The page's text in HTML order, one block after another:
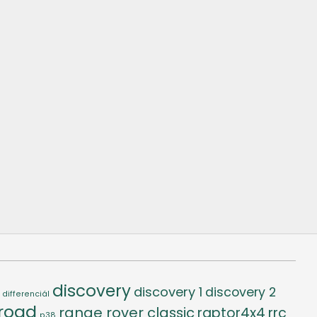
differenciál discovery discovery 1 discovery 2
range rover classic raptor4x4 rrc